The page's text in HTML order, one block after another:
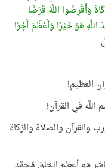
وَأَقْرِضُوا اللَّهَ قَرْضًا
هُوَ خَيْرًا وَأَعْظَمَأَجْرًا
العظيم!
في القرآن!
والصلاة والزكاة